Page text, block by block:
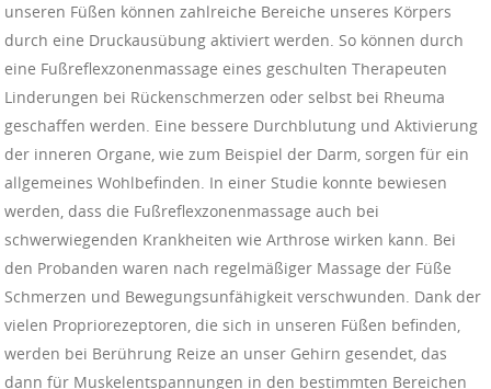
unseren Füßen können zahlreiche Bereiche unseres Körpers
durch eine Druckausübung aktiviert werden. So können durch
eine Fußreflexzonenmassage eines geschulten Therapeuten
Linderungen bei Rückenschmerzen oder selbst bei Rheuma
geschaffen werden. Eine bessere Durchblutung und Aktivierung
der inneren Organe, wie zum Beispiel der Darm, sorgen für ein
allgemeines Wohlbefinden. In einer Studie konnte bewiesen
werden, dass die Fußreflexzonenmassage auch bei
schwerwiegenden Krankheiten wie Arthrose wirken kann. Bei
den Probanden waren nach regelmäßiger Massage der Füße
Schmerzen und Bewegungsunfähigkeit verschwunden. Dank der
vielen Propriorezeptoren, die sich in unseren Füßen befinden,
werden bei Berührung Reize an unser Gehirn gesendet, das
dann für Muskelentspannungen in den bestimmten Bereichen